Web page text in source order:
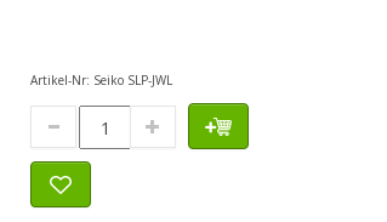
Artikel-Nr: Seiko SLP-JWL